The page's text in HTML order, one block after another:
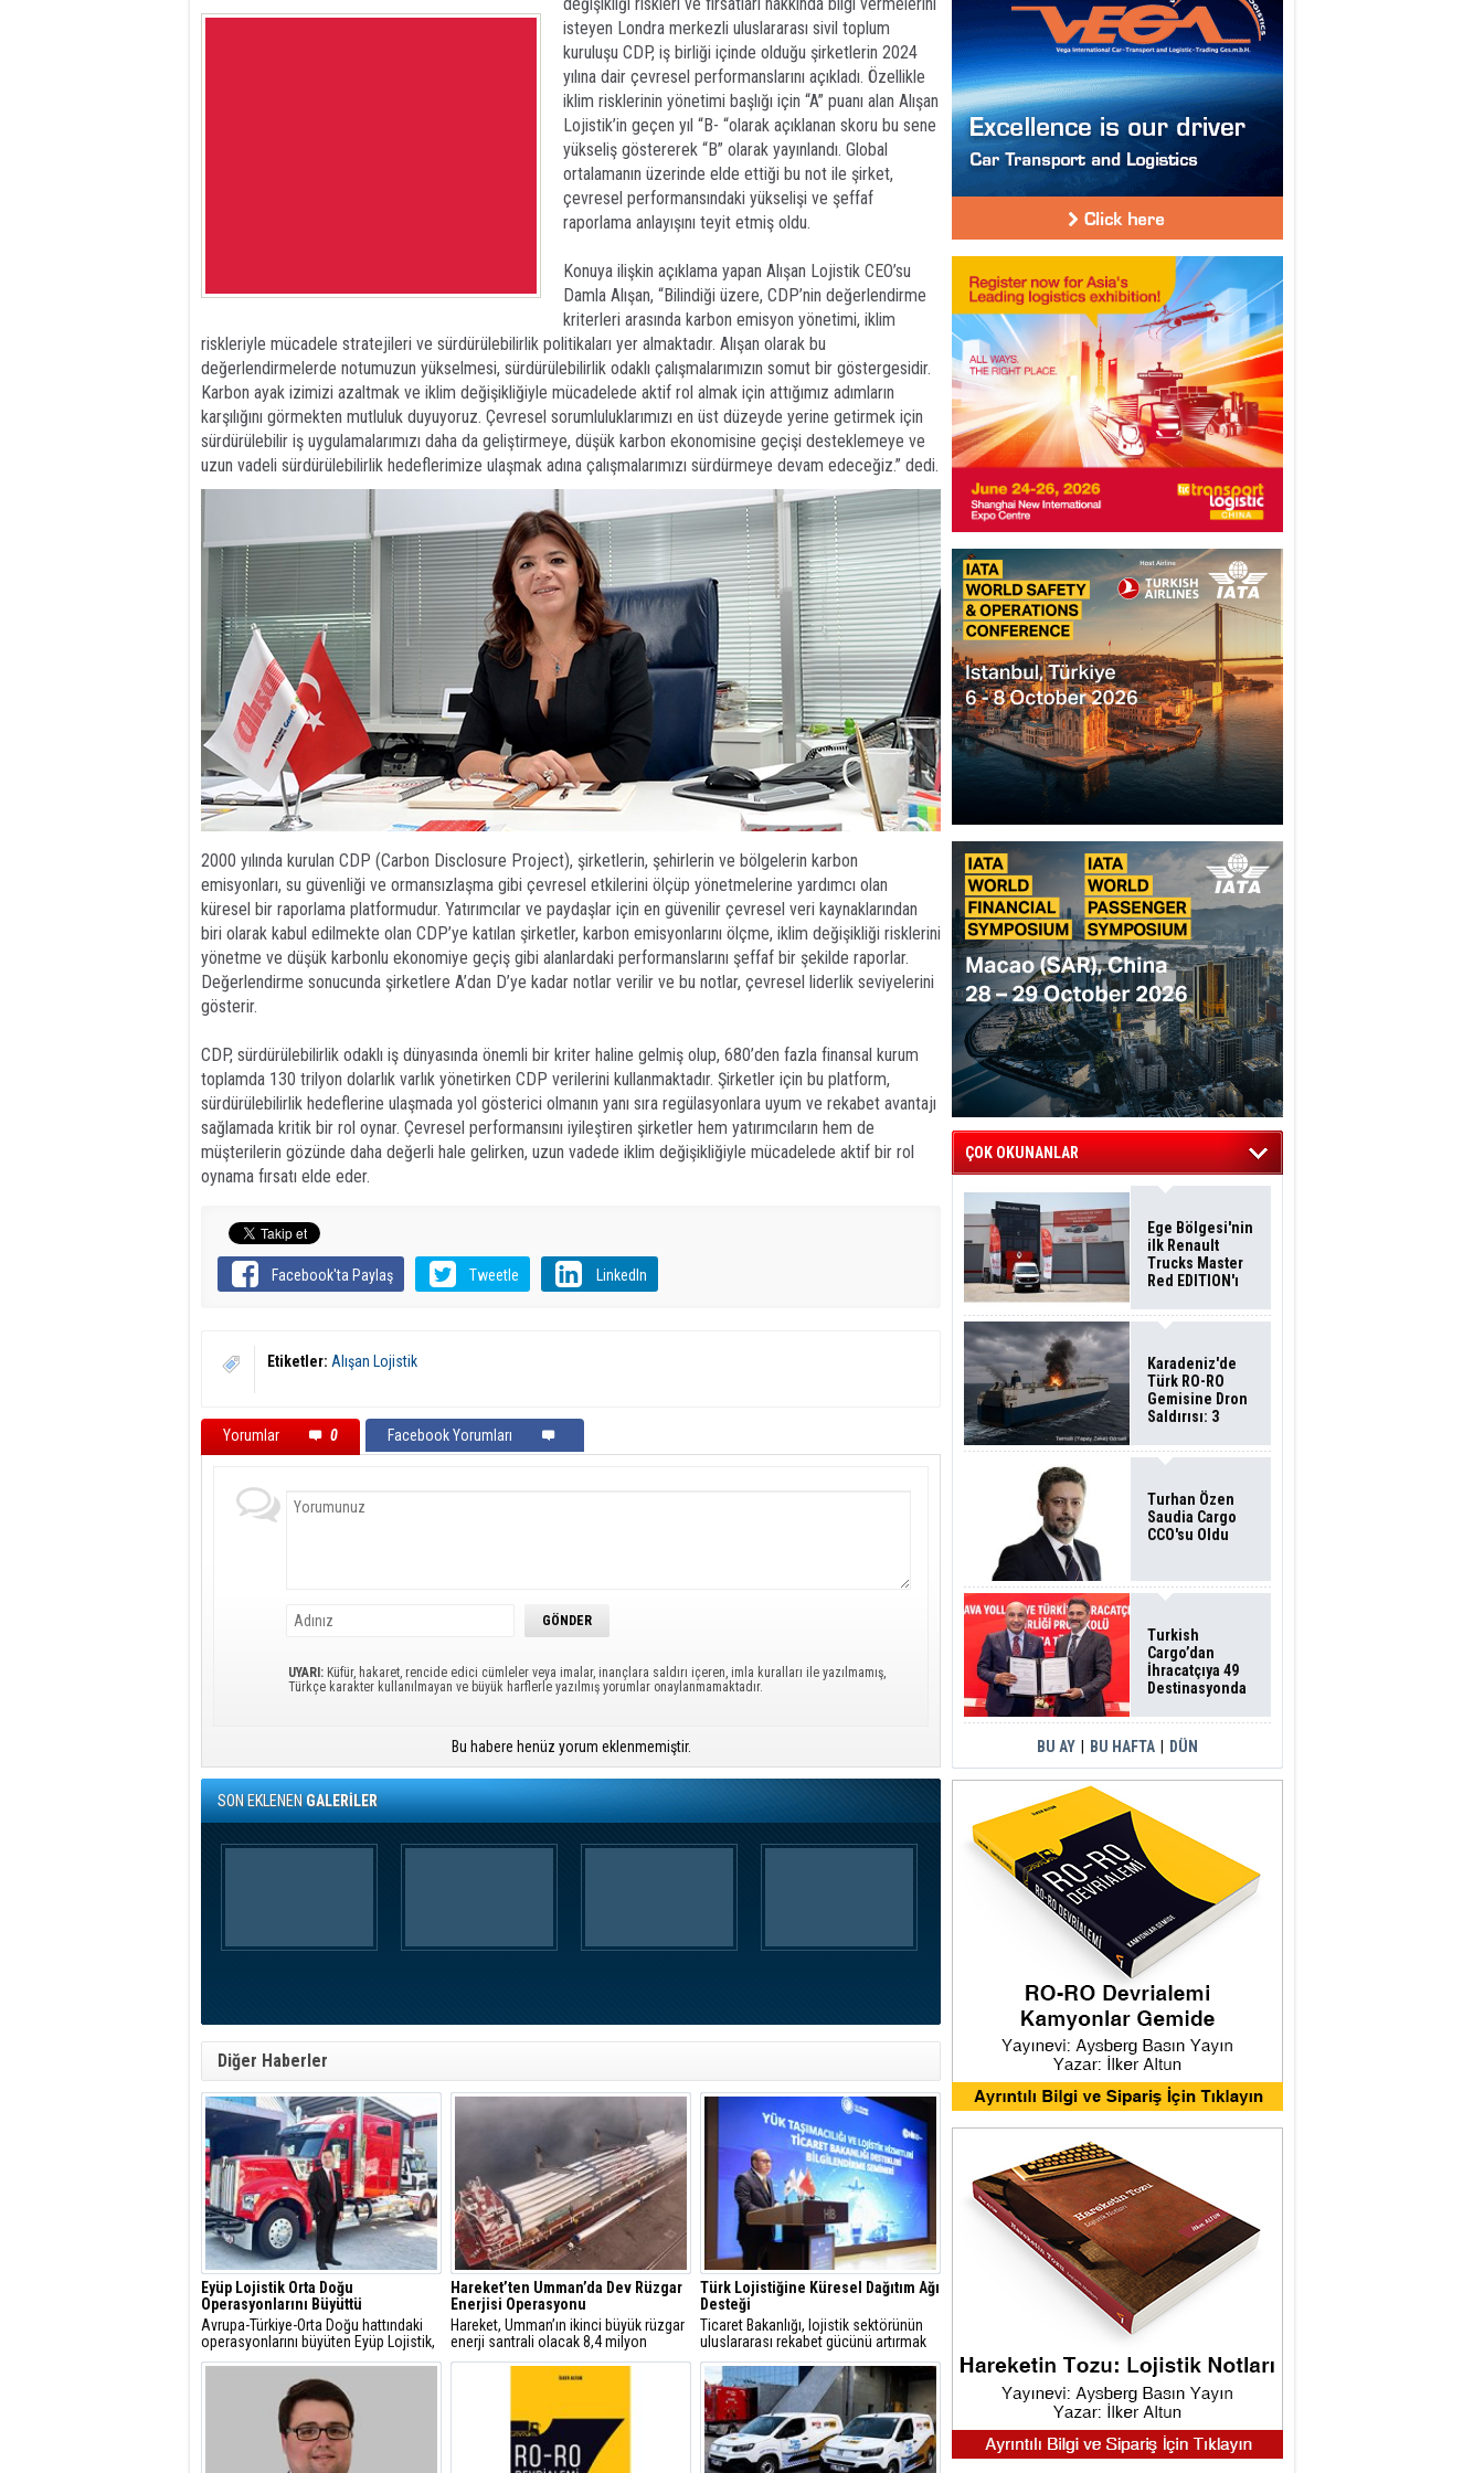
isteyen Londra merkezli uluslararası sivil toplum
kuruluşu CDP, iş birliği içinde olduğu şirketlerin 2024
yılına dair çevresel performanslarını açıkladı. Özellikle
iklim risklerinin yönetimi başlığı için “A” puanı alan Alışan
Lojistik’in geçen yıl “B- “olarak açıklanan skoru bu sene
yükseliş göstererek “B” olarak yayınlandı. Global
ortalamanın üzerinde elde ettiği bu not ile şirket,
çevresel performansındaki yükselişi ve şeffaf
raporlama anlayışını teyit etmiş oldu.
Konuya ilişkin açıklama yapan Alışan Lojistik CEO’su
Damla Alışan, “Bilindiği üzere, CDP’nin değerlendirme
kriterleri arasında karbon emisyon yönetimi, iklim
riskleriyle mücadele stratejileri ve sürdürülebilirlik politikaları yer almaktadır. Alışan olarak bu
değerlendirmelerde notumuzun yükselmesi, sürdürülebilirlik odaklı çalışmalarımızın somut bir göstergesidir.
Karbon ayak izimizi azaltmak ve iklim değişikliğiyle mücadelede aktif rol almak için attığımız adımların
karşılığını görmekten mutluluk duyuyoruz. Çevresel sorumluluklarımızı en üst düzeyde yerine getirmek için
sürdürülebilir iş uygulamalarımızı daha da geliştirmeye, düşük karbon ekonomisine geçişi desteklemeye ve
uzun vadeli sürdürülebilirlik hedeflerimize ulaşmak adına çalışmalarımızı sürdürmeye devam edeceğiz.” dedi.
2000 yılında kurulan CDP (Carbon Disclosure Project), şirketlerin, şehirlerin ve bölgelerin karbon
emisyonları, su güvenliği ve ormansızlaşma gibi çevresel etkilerini ölçüp yönetmelerine yardımcı olan
küresel bir raporlama platformudur. Yatırımcılar ve paydaşlar için en güvenilir çevresel veri kaynaklarından
biri olarak kabul edilmekte olan CDP’ye katılan şirketler, karbon emisyonlarını ölçme, iklim değişikliği risklerini
yönetme ve düşük karbonlu ekonomiye geçiş gibi alanlardaki performanslarını şeffaf bir şekilde raporlar.
Değerlendirme sonucunda şirketlere A’dan D’ye kadar notlar verilir ve bu notlar, çevresel liderlik seviyelerini
gösterir.
CDP, sürdürülebilirlik odaklı iş dünyasında önemli bir kriter haline gelmiş olup, 680’den fazla finansal kurum
toplamda 130 trilyon dolarlık varlık yönetirken CDP verilerini kullanmaktadır. Şirketler için bu platform,
sürdürülebilirlik hedeflerine ulaşmada yol gösterici olmanın yanı sıra regülasyonlara uyum ve rekabet avantajı
sağlamada kritik bir rol oynar. Çevresel performansını iyileştiren şirketler hem yatırımcıların hem de
müşterilerin gözünde daha değerli hale gelirken, uzun vadede iklim değişikliğiyle mücadelede aktif bir rol
oynama fırsatı elde eder.
Facebook'ta Paylaş Tweetle LinkedIn
Etiketler: Alışan Lojistik
Yorumlar 0 Facebook Yorumları
UYARI: Küfür, hakaret, rencide edici cümleler veya imalar, inançlara saldırı içeren, imla kuralları ile yazılmamış,
Türkçe karakter kullanılmayan ve büyük harflerle yazılmış yorumlar onaylanmamaktadır.
Bu habere henüz yorum eklenmemiştir.
SON EKLENENGALERİLER
Diğer Haberler
Eyüp Lojistik Orta Doğu
Operasyonlarını Büyüttü
Avrupa-Türkiye-Orta Doğu hattındaki
operasyonlarını büyüten Eyüp Lojistik,
Orta Doğu’ya gerçekleştirdiği aylık
sefer sayısını 500’e çıkardı.
Hareket’ten Umman’da Dev Rüzgar
Enerjisi Operasyonu
Hareket, Umman’ın ikinci büyük rüzgar
enerji santrali olacak 8,4 milyon
dolarlık Riyah 1&2 Rüzgar Enerji
Santrali projesindeki operasyonlarını
Türk Lojistiğine Küresel Dağıtım Ağı
Desteği
Ticaret Bakanlığı, lojistik sektörünün
uluslararası rekabet gücünü artırmak
amacıyla 13 farklı destek kalemini
devreye aldı.
ÇOK OKUNANLAR
Ege Bölgesi'nin
ilk Renault
Trucks Master
Red EDITION'ı
Filosuna Katıldı
Karadeniz'de
Türk RO-RO
Gemisine Dron
Saldırısı: 3
Durumu Ağır
Turhan Özen
Saudia Cargo
CCO'su Oldu
Turkish
Cargo’dan
İhracatçıya 49
Destinasyonda
BU AY BU HAFTA DÜN